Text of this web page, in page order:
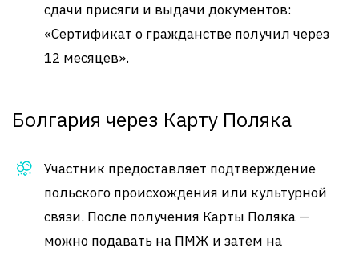
сдачи присяги и выдачи документов:
«Сертификат о гражданстве получил через
12 месяцев».
Болгария через Карту Поляка
Участник предоставляет подтверждение
польского происхождения или культурной
связи. После получения Карты Поляка —
можно подавать на ПМЖ и затем на